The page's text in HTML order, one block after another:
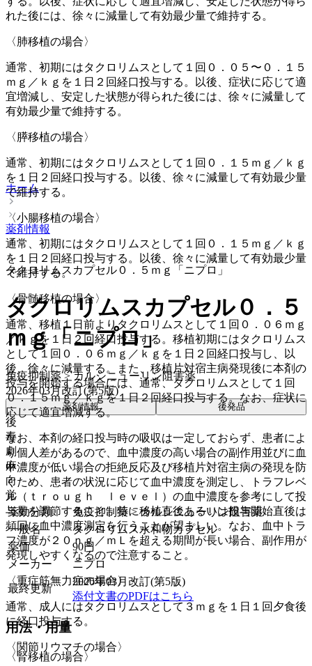
れた後には、徐々に減量して有効最少量で維持する。
〈肺移植の場合〉
通常、初期にはタクロリムスとして１回０．０５〜０．１５
ｍｇ／ｋｇを１日２回経口投与する。以後、症状に応じて適
宜増減し、安定した状態が得られた後には、徐々に減量して
有効最少量で維持する。
〈膵移植の場合〉
通常、初期にはタクロリムスとして１回０．１５ｍｇ／ｋｇ
を１日２回経口投与する。以後、徐々に減量して有効最少量
で維持する。
〈小腸移植の場合〉
通常、初期にはタクロリムスとして１回０．１５ｍｇ／ｋｇ
を１日２回経口投与する。以後、徐々に減量して有効最少量
で維持する。
〈骨髄移植の場合〉
通常、移植１日前よりタクロリムスとして１回０．０６ｍｇ
／ｋｇを１日２回経口投与する。移植初期にはタクロリムス
として１回０．０６ｍｇ／ｋｇを１日２回経口投与し、以
後、徐々に減量する。また、移植片対宿主病発現後に本剤の
投与を開始する場合には、通常、タクロリムスとして１回
０．１５ｍｇ／ｋｇを１日２回経口投与する。なお、症状に
応じて適宜増減する。
なお、本剤の経口投与時の吸収は一定しておらず、患者によ
り個人差があるので、血中濃度の高い場合の副作用並びに血
中濃度が低い場合の拒絶反応及び移植片対宿主病の発現を防
ぐため、患者の状況に応じて血中濃度を測定し、トラフレベ
ル（ｔｒｏｕｇｈ ｌｅｖｅｌ）の血中濃度を参考にして投
与量を調節すること。特に移植直後あるいは投与開始直後は
頻回に血中濃度測定を行うことが望ましい。なお、血中トラ
フ濃度が２０ｎｇ／ｍＬを超える期間が長い場合、副作用が
発現しやすくなるので注意すること。
〈重症筋無力症の場合〉
通常、成人にはタクロリムスとして３ｍｇを１日１回夕食後
に経口投与する。
〈関節リウマチの場合〉
ホーム
薬剤情報
タクロリムスカプセル０．５ｍｇ「ニプロ」
タクロリムスカプセル０．５
ｍｇ「ニプロ」
免疫抑制薬 > カルシニューリン阻害薬
2026年03月改訂(第5版)
薬剤情報 後発品
後
毒
劇
麻
向
覚
薬効分類
免疫抑制薬 > カルシニューリン阻害薬
一般名
タクロリムス水和物カプセル
薬価
90円
メーカー
ニプロ
最終更新
2026年03月改訂(第5版)
添付文書のPDFはこちら
用法・用量
〈腎移植の場合〉